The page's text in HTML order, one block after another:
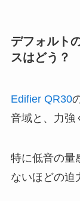
デフォルト
スはどう？
Edifier QR30
音域と、力強
特に低音の量
ないほどの迫